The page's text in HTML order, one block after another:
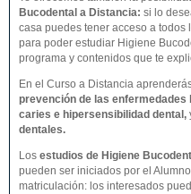
Bucodental a Distancia: si lo
casa puedes tener acceso a todos
para poder estudiar Higiene
programa y contenidos que te
En el Curso a Distancia
prevención de las enfermedades
caries e hipersensibilidad dental,
dentales.
Los estudios de Higiene
pueden ser iniciados por el
matriculación: los interesados